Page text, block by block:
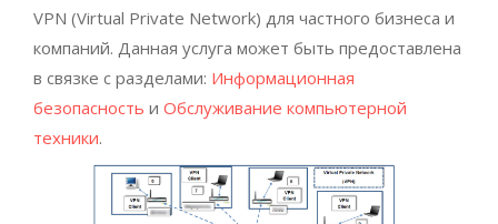
VPN (Virtual Private Network) для частного бизнеса и
компаний. Данная услуга может быть предоставлена
в связке с разделами: Информационная
безопасность и Обслуживание компьютерной
техники.